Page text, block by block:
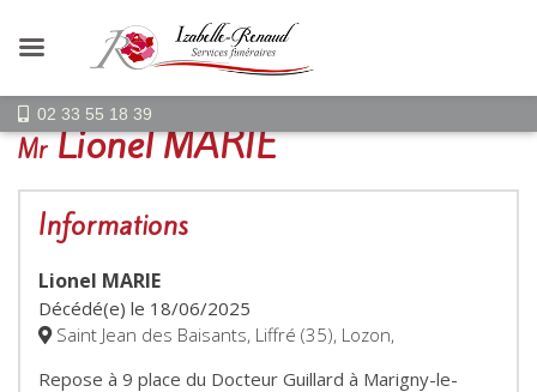
02 33 55 18 39
MrLionel MARIE
Informations
Lionel MARIE
Décédé(e) le 18/06/2025
Saint Jean des Baisants, Liffré (35), Lozon,
Repose à 9 place du Docteur Guillard à Marigny-le-